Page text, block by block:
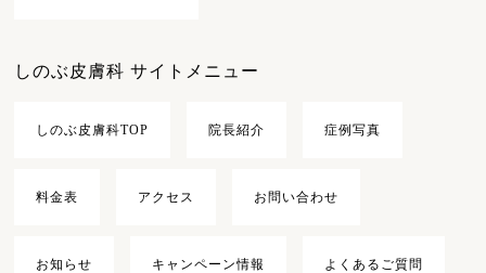
しのぶ皮膚科 サイトメニュー
しのぶ皮膚科TOP 院長紹介 症例写真
料金表 アクセス お問い合わせ
お知らせ キャンペーン情報 よくあるご質問